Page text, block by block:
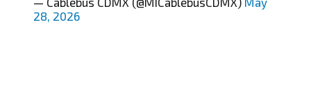
28, 2026